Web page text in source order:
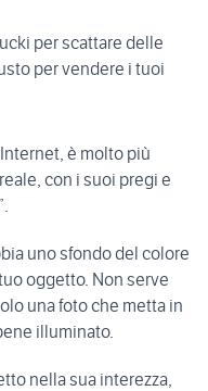
per scattare delle
per vendere i tuoi
è molto più
con i suoi pregi e
uno sfondo del colore
oggetto. Non serve
una foto che metta in
illuminato.
nella sua interezza,